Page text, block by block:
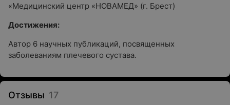
«Медицинский центр «НОВАМЕД» (г. Брест)
Достижения:
Автор 6 научных публикаций, посвященных
заболеваниям плечевого сустава.
Отзывы 17